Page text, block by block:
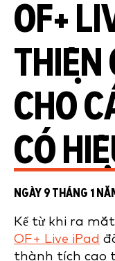
OF+
THIỆN
CHO
CÓ
NGÀY 9 THÁNG 1
Kể từ khi ra
OF+ Live iPad
thành tích cao